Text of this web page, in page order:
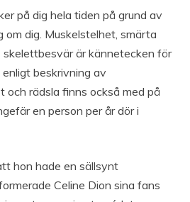
på dig hela tiden på grund av
om dig. Muskelstelhet, smärta
skelettbesvär är kännetecken för
beskrivning av
och rädsla finns också med på
en person per år dör i
hon hade en sällsynt
Celine Dion sina fans